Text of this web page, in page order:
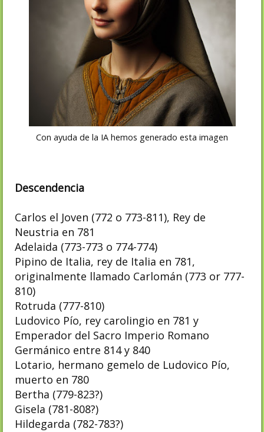
Con ayuda de la IA hemos generado esta imagen
Descendencia
Carlos el Joven (772 o 773-811), Rey de
Neustria en 781
Adelaida (773-773 o 774-774)
Pipino de Italia, rey de Italia en 781,
originalmente llamado Carlomán (773 or 777-
810)
Rotruda (777-810)
Ludovico Pío, rey carolingio en 781 y
Emperador del Sacro Imperio Romano
Germánico entre 814 y 840
Lotario, hermano gemelo de Ludovico Pío,
muerto en 780
Bertha (779-823?)
Gisela (781-808?)
Hildegarda (782-783?)